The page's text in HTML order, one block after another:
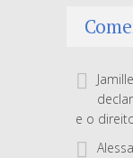
Jamille
e o